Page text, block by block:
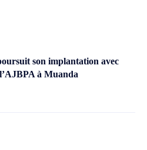
son implantation avec
à Muanda